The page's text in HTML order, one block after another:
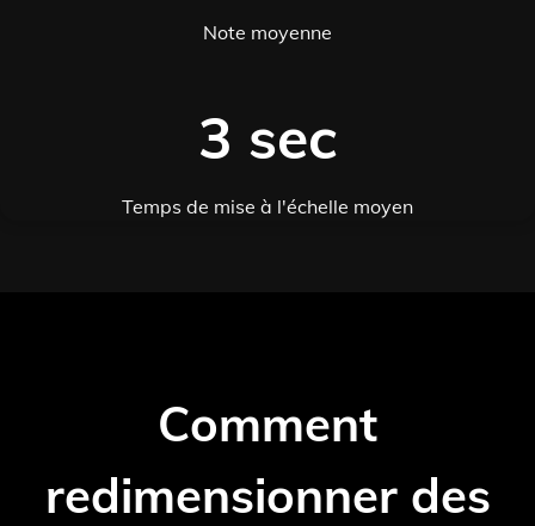
Note moyenne
3 sec
Temps de mise à l'échelle moyen
Comment
redimensionner des